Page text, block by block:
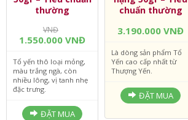
thường
VNĐ
1.550.000 VNĐ
Tổ yến thô loại mỏng,
màu trắng ngà, còn
nhiều lông, vị tanh nhẹ
đặc trưng.
ĐẶT MUA
chuẩn thường
3.190.000 VNĐ
Là dòng sản phẩm Tổ
Yến cao cấp nhất từ
Thượng Yến.
ĐẶT MUA